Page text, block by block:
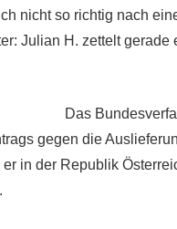
nicht so richtig nach
Julian H. zettelt
Das
gegen die
in der Republik